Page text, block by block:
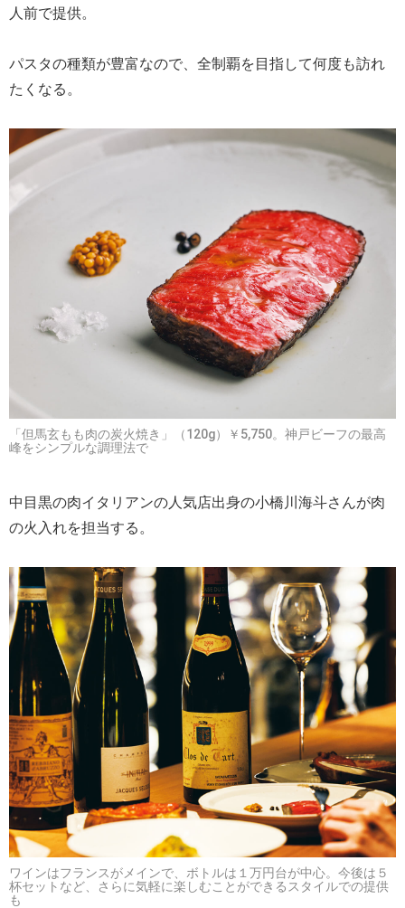
人前で提供。
パスタの種類が豊富なので、全制覇を目指して何度も訪れ
たくなる。
「但馬玄もも肉の炭火焼き」（120g）￥5,750。神戸ビーフの最高
峰をシンプルな調理法で
中目黒の肉イタリアンの人気店出身の小橋川海斗さんが肉
の火入れを担当する。
ワインはフランスがメインで、ボトルは１万円台が中心。今後は５
杯セットなど、さらに気軽に楽しむことができるスタイルでの提供
も